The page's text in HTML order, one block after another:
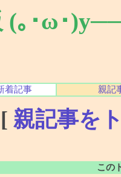
(｡･ω･
着記事 親記
[ 親記事を
この